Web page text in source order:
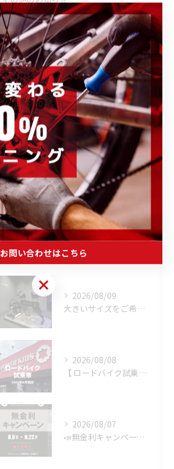
イベント情報
キャンペーン情報
商品・ブランド情報
取り扱いブランド
ウェア・ヘルメット・シューズ
トレーニング・メンテナンス・その他
ホイール・パーツ・アクセサリー
完成車・フレーム
未分類
最近の投稿
Recent
Posts
2026/08/09
大きいサイズをご希望のお客様へ
2026/08/08
【 ロードバイク試乗車 】※2026年8月現在
2026/08/07
📣無金利キャンペーン開催決定‼️
お問い合わせはこちら
お問い合わせはこちら